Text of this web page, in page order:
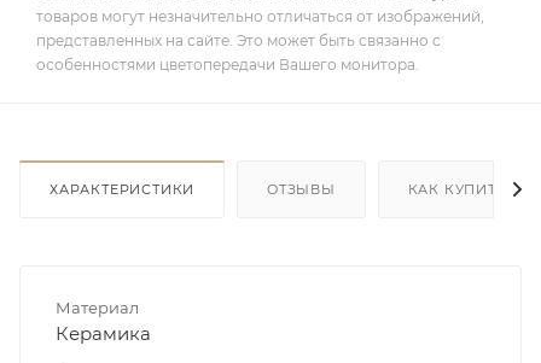
товаров могут незначительно отличаться от изображений,
представленных на сайте. Это может быть связанно с
особенностями цветопередачи Вашего монитора.
ХАРАКТЕРИСТИКИ ОТЗЫВЫ КАК КУПИТЬ
Материал
Керамика